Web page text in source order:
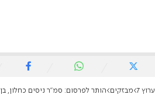
ערוץ 7 מבזקים הותר לפרסום: סמ"ר ניסים כחלון, בן 21 מחדרה, נפל בקרב בדרום רצועת עזה